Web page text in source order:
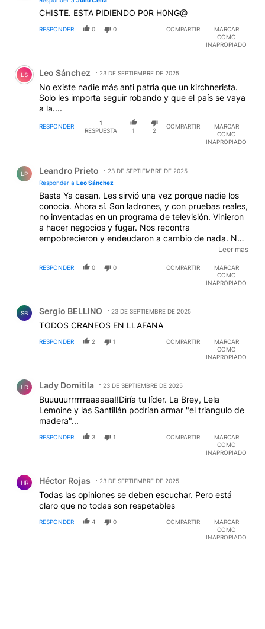
CHISTE. ESTA PIDIENDO P0R H0NG@
RESPONDER 0 0 COMPARTIR
MARCAR
COMO
INAPROPIADO
Comentario de Leo Sánchez.
LS Leo Sánchez 23 DE SEPTIEMBRE DE 2025
No existe nadie más anti patria que un kirchnerista.
Solo les importa seguir robando y que el país se vaya
a la....
RESPONDER
1
RESPUESTA
1 2
COMPARTIR
MARCAR
COMO
INAPROPIADO
LP Leandro Prieto
23 DE SEPTIEMBRE DE 2025
Responder a Leo Sánchez
Basta Ya casan. Les sirvió una vez porque nadie los
conocía. Ahora sí. Son ladrones, y con pruebas reales,
no inventadas en un programa de televisión. Vinieron
a hacer negocios y fugar. Nos recontra
empobrecieron y endeudaron a cambio de nada. NO
hay consumo, cerraron empresas y cero inversiones.
Trump. Ni un problema pudieron resolverle a la gente,
no vimos un mango y tenemos una deuda impagable
Leer mas
RESPONDER 0 0 COMPARTIR
MARCAR
COMO
INAPROPIADO
SB Sergio BELLINO 23 DE SEPTIEMBRE DE 2025
TODOS CRANEOS EN LLAFANA
RESPONDER 2 1 COMPARTIR
MARCAR
COMO
INAPROPIADO
LD Lady Domitila 23 DE SEPTIEMBRE DE 2025
Buuuuurrrrrraaaaaa!!Diría tu líder. La Brey, Lela
Lemoine y las Santillán podrían armar "el triangulo de
madera"...
RESPONDER 3 1 COMPARTIR
MARCAR
COMO
INAPROPIADO
HR Héctor Rojas 23 DE SEPTIEMBRE DE 2025
Todas las opiniones se deben escuchar. Pero está
claro que no todas son respetables
RESPONDER 4 0 COMPARTIR
MARCAR
COMO
INAPROPIADO